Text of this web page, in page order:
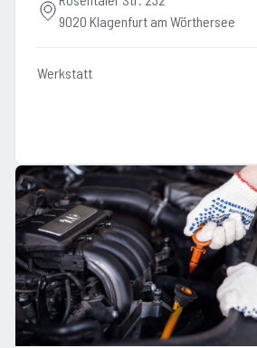
9020 Klagenfurt am Wörthersee
Werkstatt